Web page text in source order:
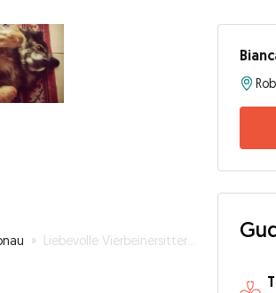
» Liebevolle Vierbeinersitterin